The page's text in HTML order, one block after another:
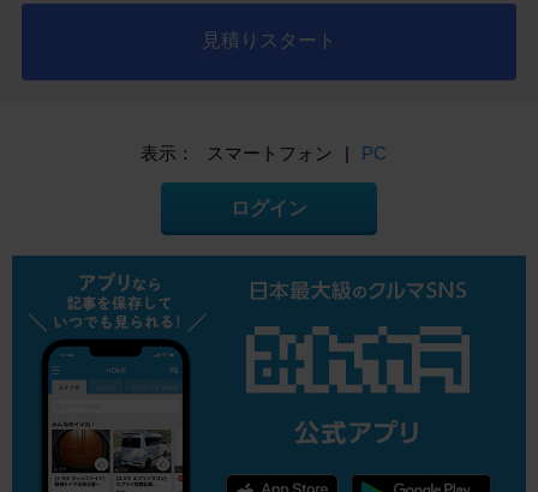
見積りスタート
表示： スマートフォン | PC
ログイン